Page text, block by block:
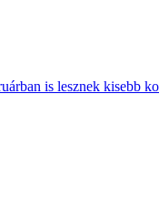
is lesznek kisebb